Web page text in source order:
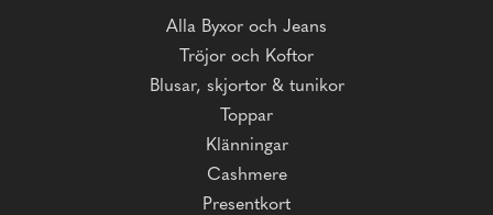
Alla Byxor och Jeans
Tröjor och Koftor
Blusar, skjortor & tunikor
Toppar
Klänningar
Cashmere
Presentkort